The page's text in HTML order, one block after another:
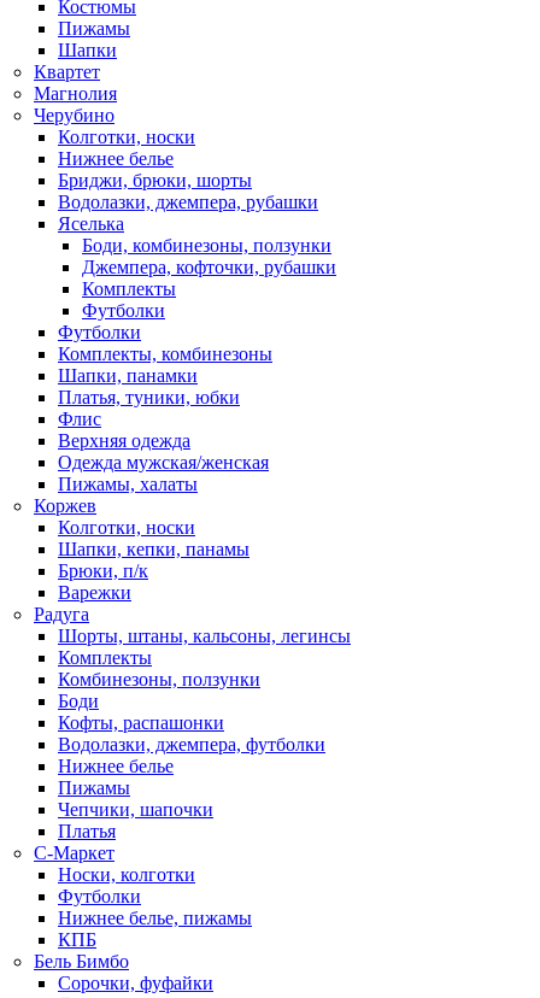
Костюмы
Пижамы
Шапки
Квартет
Магнолия
Черубино
Колготки, носки
Нижнее белье
Бриджи, брюки, шорты
Водолазки, джемпера, рубашки
Яселька
Боди, комбинезоны, ползунки
Джемпера, кофточки, рубашки
Комплекты
Футболки
Футболки
Комплекты, комбинезоны
Шапки, панамки
Платья, туники, юбки
Флис
Верхняя одежда
Одежда мужская/женская
Пижамы, халаты
Коржев
Колготки, носки
Шапки, кепки, панамы
Брюки, п/к
Варежки
Радуга
Шорты, штаны, кальсоны, легинсы
Комплекты
Комбинезоны, ползунки
Боди
Кофты, распашонки
Водолазки, джемпера, футболки
Нижнее белье
Пижамы
Чепчики, шапочки
Платья
С-Маркет
Носки, колготки
Футболки
Нижнее белье, пижамы
КПБ
Бель Бимбо
Сорочки, фуфайки